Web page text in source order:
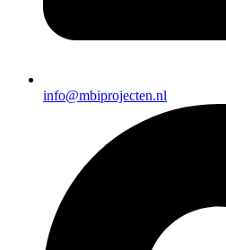
info@mbiprojecten.nl